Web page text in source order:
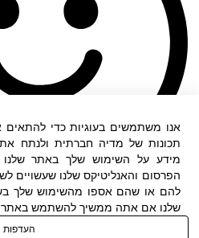
אנו משתמשים בעוגיות כדי להתאים
תכונות של מדיה חברתית ולנתח
מידע על השימוש שלך באתר
הפרסום והאנליטיקס שלנו שעשויים
להם או שהם אספו מהשימוש שלך
שלנו אם אתה ממשיך להשתמש באתר
העדפות